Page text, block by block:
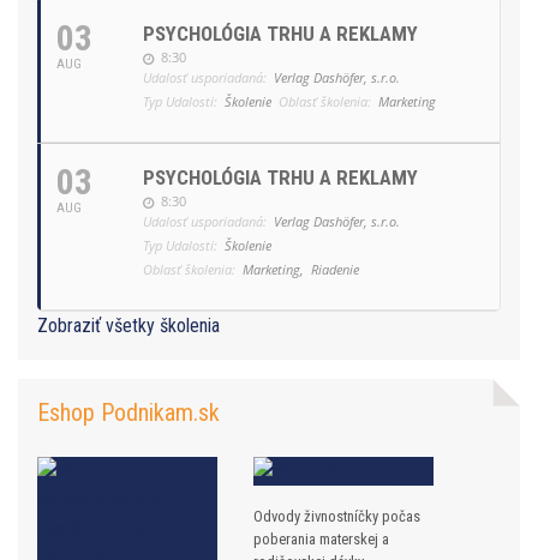
03
AUG
PSYCHOLÓGIA TRHU A REKLAMY
8:30
Udalosť usporiadaná: Verlag Dashöfer, s.r.o.
Typ Udalosti: Školenie Oblasť školenia: Marketing
03
AUG
PSYCHOLÓGIA TRHU A REKLAMY
8:30
Udalosť usporiadaná: Verlag Dashöfer, s.r.o.
Typ Udalosti: Školenie
Oblasť školenia: Marketing, Riadenie
Zobraziť všetky školenia
Eshop Podnikam.sk
Odvody živnostníčky počas
poberania materskej a